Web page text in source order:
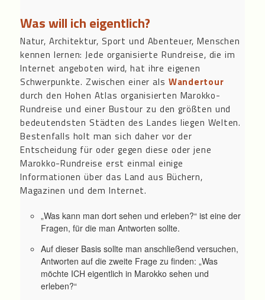
Was will ich eigentlich?
Natur, Architektur, Sport und Abenteuer, Menschen
kennen lernen: Jede organisierte Rundreise, die im
Internet angeboten wird, hat ihre eigenen
Schwerpunkte. Zwischen einer als Wandertour
durch den Hohen Atlas organisierten Marokko-
Rundreise und einer Bustour zu den größten und
bedeutendsten Städten des Landes liegen Welten.
Bestenfalls holt man sich daher vor der
Entscheidung für oder gegen diese oder jene
Marokko-Rundreise erst einmal einige
Informationen über das Land aus Büchern,
Magazinen und dem Internet.
„Was kann man dort sehen und erleben?“ ist eine der
Fragen, für die man Antworten sollte.
Auf dieser Basis sollte man anschließend versuchen,
Antworten auf die zweite Frage zu finden: „Was
möchte ICH eigentlich in Marokko sehen und
erleben?“